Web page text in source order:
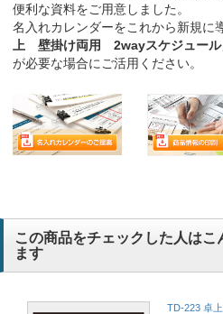
便利な資料をご用意しました。
名入れカレンダーをこれから新規に
上 壁掛け両用 2wayスケジュール
が必要な場合にご活用ください。
この商品をチェックした人は
ます
TD-223 卓